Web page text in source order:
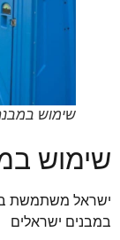
שימוש
שימוש
ישראל משתמשת
במבנים ישראלים